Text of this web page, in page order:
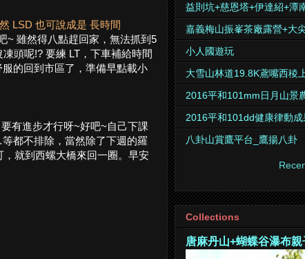
LSD 也可說成是 長時間
~ 雖然得八點趕回家，無法抓到5
頭呢!? 要練 LT，下車補給時間
的回到市區了，準備早點載小
有進步才行呀~好吧~自己下課
都不排除，當然除了下週的羅
就到西螺大橋來回一圈。早安
益則坑+慈恩塔+伊達紹+潭
嘉義梅山振峯茶廠露營+大
小人國遊玩
大雪山林道19.8K鳶嘴西稜
2016平和101mm日月山景
2016平和101dd健康律動
八卦山賞鷹平台_鷹揚八卦
Collections
唐麻丹山+蝴蝶谷瀑布